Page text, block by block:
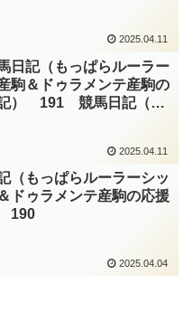
2025.04.11
日記（もっぱらルーラー
駒＆ドゥラメンテ産駒の
） 191 競馬日記（も
よくやってる、頑張って
2025.04.11
（もっぱらルーラーシッ
ドゥラメンテ産駒の応援
190
2025.04.04